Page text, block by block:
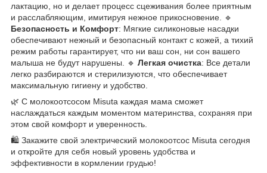
лактацию, но и делает процесс сцеживания более приятным
и расслабляющим, имитируя нежное прикосновение. 🔹
Безопасность и Комфорт: Мягкие силиконовые насадки
обеспечивают нежный и безопасный контакт с кожей, а тихий
режим работы гарантирует, что ни ваш сон, ни сон вашего
малыша не будут нарушены. 🔹 Легкая очистка: Все детали
легко разбираются и стерилизуются, что обеспечивает
максимальную гигиену и удобство.
🌿 С молокоотсосом Misuta каждая мама сможет
наслаждаться каждым моментом материнства, сохраняя при
этом свой комфорт и уверенность.
🛍️ Закажите свой электрический молокоотсос Misuta сегодня
и откройте для себя новый уровень удобства и
эффективности в кормлении грудью!